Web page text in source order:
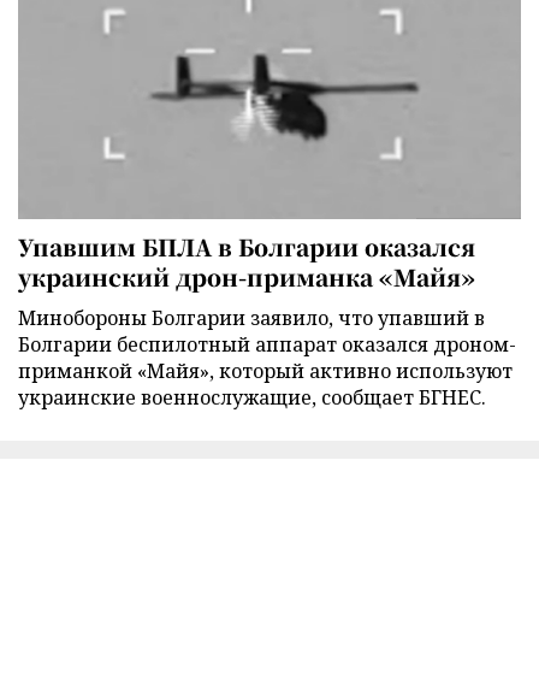
Упавшим БПЛА в Болгарии оказался
украинский дрон-приманка «Майя»
Минобороны Болгарии заявило, что упавший в
Болгарии беспилотный аппарат оказался дроном-
приманкой «Майя», который активно используют
украинские военнослужащие, сообщает БГНЕС.